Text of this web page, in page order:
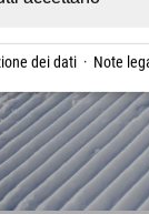
dei dati · Note